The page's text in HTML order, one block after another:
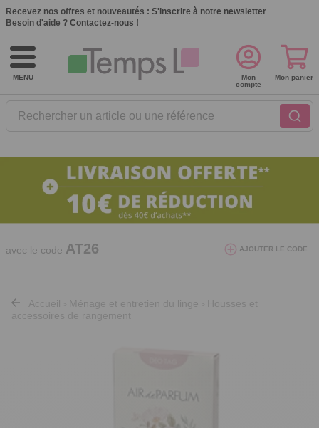
Recevez nos offres et nouveautés : S'inscrire à notre newsletter
Besoin d'aide ? Contactez-nous !
MENU
Rechercher un article ou une référence
Mon
compte
Mon panier
10€ de réduction dès 40€ d'achat. Offre
valable du 03/08/2026 au 12/08/2026.
avec le code AT26 AJOUTER LE CODE
Accueil Ménage et entretien du linge
Housses et
accessoires de rangement